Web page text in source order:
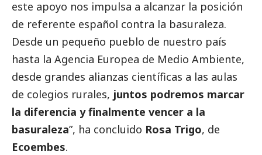
este apoyo nos impulsa a alcanzar la posición
de referente español contra la basuraleza.
Desde un pequeño pueblo de nuestro país
hasta la Agencia Europea de Medio Ambiente,
desde grandes alianzas científicas a las aulas
de colegios rurales, juntos podremos marcar
la diferencia y finalmente vencer a la
basuraleza”, ha concluido Rosa Trigo, de
Ecoembes.